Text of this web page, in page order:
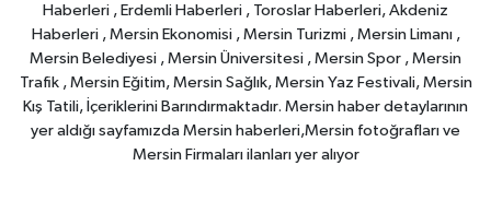
Haberleri , Erdemli Haberleri , Toroslar Haberleri, Akdeniz
Haberleri , Mersin Ekonomisi , Mersin Turizmi , Mersin Limanı ,
Mersin Belediyesi , Mersin Üniversitesi , Mersin Spor , Mersin
Trafik , Mersin Eğitim, Mersin Sağlık, Mersin Yaz Festivali, Mersin
Kış Tatili, İçeriklerini Barındırmaktadır. Mersin haber detaylarının
yer aldığı sayfamızda Mersin haberleri,Mersin fotoğrafları ve
Mersin Firmaları ilanları yer alıyor